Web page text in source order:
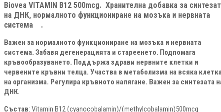
Biovea VITAMIN B12 500mcg. Хранителна добавка за
на ДНК, нормалното функциониране на мозъка и нервната
система .
Важен за нормалното функциониране на мозъка и нервната
система. Забавя дегенерацията и стареенето. Подпомага
кръвообразуването. Поддържа здрави нервните клетки и
червените кръвни телца. Участва в метаболизма на всяка
на организма. Регулира кръвното налягане. Важен за синтезата
ДНК.
Състав: Vitamin B12 (cyanocobalamin)/(methylcobalamin)500mcg